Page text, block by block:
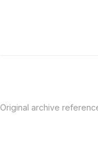
Original archive